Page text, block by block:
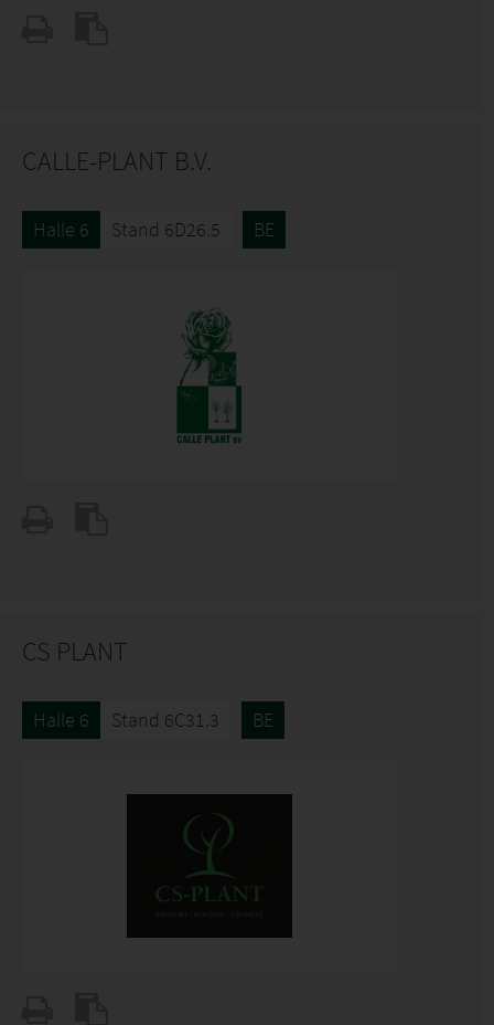
CALLE-PLANT B.V.
Halle 6 Stand 6D26.5 BE
CS PLANT
Halle 6 Stand 6C31.3 BE